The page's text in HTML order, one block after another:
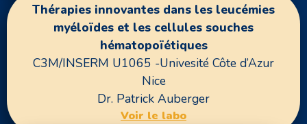
Thérapies innovantes dans les leucémies
myéloïdes et les cellules souches
hématopoïétiques
C3M/INSERM U1065 -Univesité Côte d’Azur
Nice
Dr. Patrick Auberger
Voir le labo